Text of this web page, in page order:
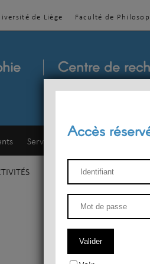
de Liège Faculté de
Centre de
Service d'esthétique
ENSEIGNEMENT
Accès